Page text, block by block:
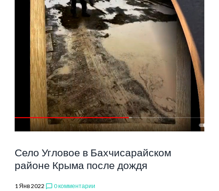
СЕЛО
УГЛОВОЕ
Село Угловое в Бахчисарайском
районе Крыма после дождя
1 Янв 2022 chat_bubble_outline 0 комментарии